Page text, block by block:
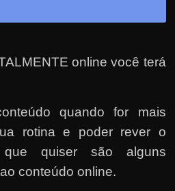
online você terá
quando for mais
rotina e poder rever o
que quiser são alguns
conteúdo online.